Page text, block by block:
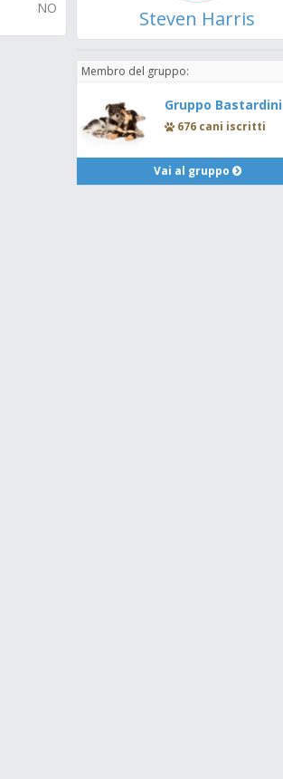
NO Steven Harris
Membro del gruppo:
Gruppo Bastardini
676 cani iscritti
Vai al gruppo